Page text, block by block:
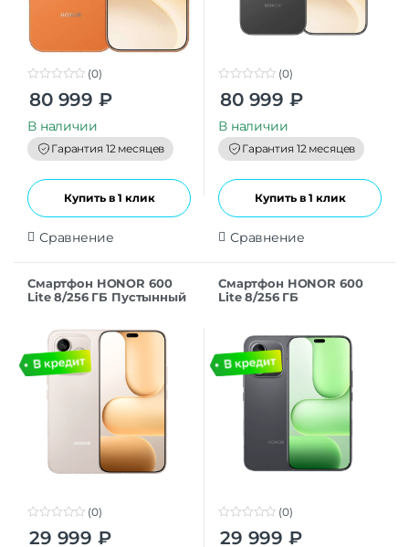
o
t
o
f
5
(0)
80 999 ₽
В наличии
Гарантия 12 месяцев
Купить в 1 клик
Сравнение
o
t
o
f
5
(0)
80 999 ₽
В наличии
Гарантия 12 месяцев
Купить в 1 клик
Сравнение
Смартфон HONOR 600
Lite 8/256 ГБ Пустынный
o
(0)
29 999 ₽
Смартфон HONOR 600
Lite 8/256 ГБ
o
(0)
29 999 ₽